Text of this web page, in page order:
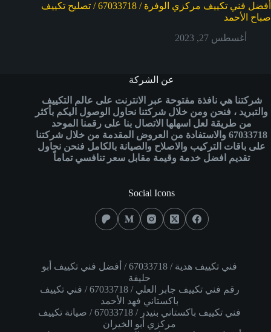
أفضل فني تكييف مركزي الوفرة / 67033718 / تصليح تكييف
صباح الأحمد
أغسطس 27, 2023
عن الشركة
شركتنا هي نافذة مفتوحة عبر الانترنت على عالم التكييف
والتبريد ، فنحن ومن خلال شركتنا نحاول الوصول اليكم بأكثر
من طريقة لعل اسهلها الاتصال بنا على رقمنا الموحد
67033718والاستفادة من العروض المقدمة من خلال شركتنا
على باقات التركيب والاصلاح والصيانة بالكامل فنحن نحاول
تقديم افضل خدمة وقيمة مقابل سعر تنافسي تماماً
Social Icons
فني تكييف هدية / 67033718 / أفضل فني تكييف أبو
حليفة
رقم فني تكييف جابر العلي / 67033718 / فني تكييف
باكستاني فهد الأحمد
فني تكييف باكستاني بنيدر / 67033718 / صيانة تكييف
مركزي أبو الخيران